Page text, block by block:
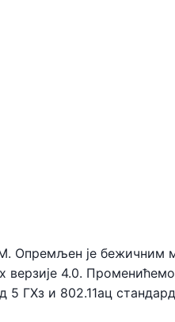
Опремљен је бежичним
4.0.
ГХз и 802.11ац